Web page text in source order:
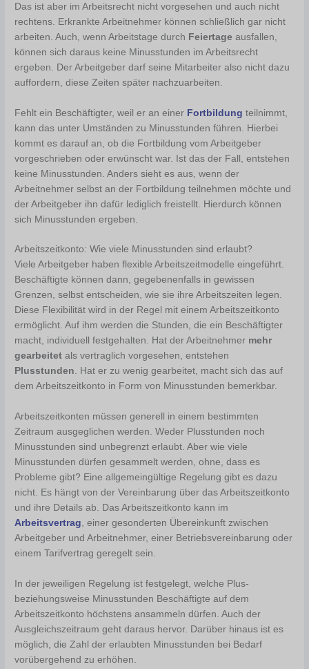
Das ist aber im Arbeitsrecht nicht vorgesehen und auch nicht
rechtens. Erkrankte Arbeitnehmer können schließlich gar nicht
arbeiten. Auch, wenn Arbeitstage durch Feiertage ausfallen,
können sich daraus keine Minusstunden im Arbeitsrecht
ergeben. Der Arbeitgeber darf seine Mitarbeiter also nicht dazu
auffordern, diese Zeiten später nachzuarbeiten.
Fehlt ein Beschäftigter, weil er an einer Fortbildung teilnimmt,
kann das unter Umständen zu Minusstunden führen. Hierbei
kommt es darauf an, ob die Fortbildung vom Arbeitgeber
vorgeschrieben oder erwünscht war. Ist das der Fall, entstehen
keine Minusstunden. Anders sieht es aus, wenn der
Arbeitnehmer selbst an der Fortbildung teilnehmen möchte und
der Arbeitgeber ihn dafür lediglich freistellt. Hierdurch können
sich Minusstunden ergeben.
Arbeitszeitkonto: Wie viele Minusstunden sind erlaubt?
Viele Arbeitgeber haben flexible Arbeitszeitmodelle eingeführt.
Beschäftigte können dann, gegebenenfalls in gewissen
Grenzen, selbst entscheiden, wie sie ihre Arbeitszeiten legen.
Diese Flexibilität wird in der Regel mit einem Arbeitszeitkonto
ermöglicht. Auf ihm werden die Stunden, die ein Beschäftigter
macht, individuell festgehalten. Hat der Arbeitnehmer mehr
gearbeitet als vertraglich vorgesehen, entstehen
Plusstunden. Hat er zu wenig gearbeitet, macht sich das auf
dem Arbeitszeitkonto in Form von Minusstunden bemerkbar.
Arbeitszeitkonten müssen generell in einem bestimmten
Zeitraum ausgeglichen werden. Weder Plusstunden noch
Minusstunden sind unbegrenzt erlaubt. Aber wie viele
Minusstunden dürfen gesammelt werden, ohne, dass es
Probleme gibt? Eine allgemeingültige Regelung gibt es dazu
nicht. Es hängt von der Vereinbarung über das Arbeitszeitkonto
und ihre Details ab. Das Arbeitszeitkonto kann im
Arbeitsvertrag, einer gesonderten Übereinkunft zwischen
Arbeitgeber und Arbeitnehmer, einer Betriebsvereinbarung oder
einem Tarifvertrag geregelt sein.
In der jeweiligen Regelung ist festgelegt, welche Plus-
beziehungsweise Minusstunden Beschäftigte auf dem
Arbeitszeitkonto höchstens ansammeln dürfen. Auch der
Ausgleichszeitraum geht daraus hervor. Darüber hinaus ist es
möglich, die Zahl der erlaubten Minusstunden bei Bedarf
vorübergehend zu erhöhen.